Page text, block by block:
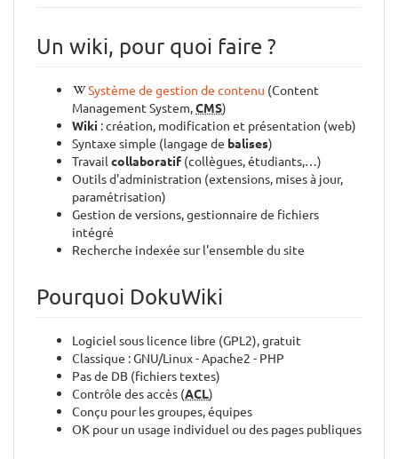
Un wiki, pour quoi faire ?
Système de gestion de contenu (Content
Management System,CMS)
Wiki : création, modification et présentation (web)
Syntaxe simple (langage de balises)
Travail collaboratif (collègues, étudiants,…)
Outils d'administration (extensions, mises à jour,
paramétrisation)
Gestion de versions, gestionnaire de fichiers
intégré
Recherche indexée sur l'ensemble du site
Pourquoi DokuWiki
Logiciel sous licence libre (GPL2), gratuit
Classique : GNU/Linux - Apache2 - PHP
Pas de DB (fichiers textes)
Contrôle des accès (ACL)
Conçu pour les groupes, équipes
OK pour un usage individuel ou des pages publiques